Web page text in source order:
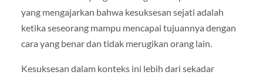
yang mengajarkan bahwa kesuksesan sejati adalah
ketika seseorang mampu mencapai tujuannya dengan
cara yang benar dan tidak merugikan orang lain.
Kesuksesan dalam konteks ini lebih dari sekadar